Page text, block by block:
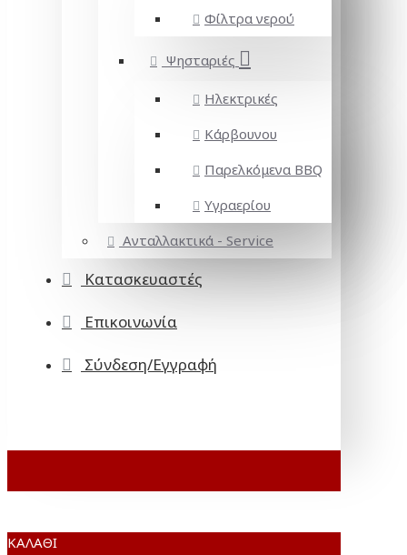
Φίλτρα νερού
Ψησταριές
Ηλεκτρικές
Κάρβουνου
Παρελκόμενα BBQ
Υγραερίου
Ανταλλακτικά - Service
Κατασκευαστές
Επικοινωνία
Σύνδεση/Εγγραφή
ΚΑΛΆΘΙ